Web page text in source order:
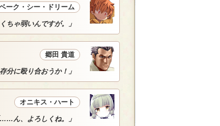
ーク・シー・ドリーム
ちゃ弱いんですが。」
郷田 貴道
に殴り合おうか！」
オニキス・ハート
ん、よろしくね。」